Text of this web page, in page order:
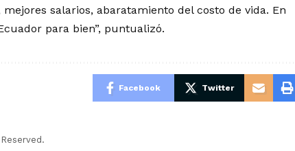
salarios, abaratamiento del costo de vida. En
para bien”, puntualizó.
Facebook Twitter